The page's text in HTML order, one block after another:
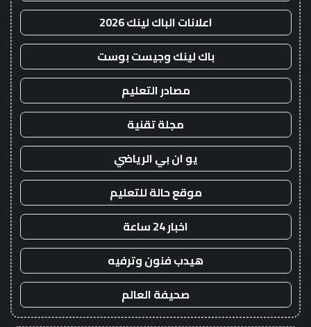
اعلانات الباك لينك 2026
باك لينك وجيست بوست
مصادر التعليم
مجلة تقنية
يو ان بي الرياضي
موقع حالة للتعليم
اخبار 24 ساعة
هيدب فنون وترفيه
صحيفة العالم